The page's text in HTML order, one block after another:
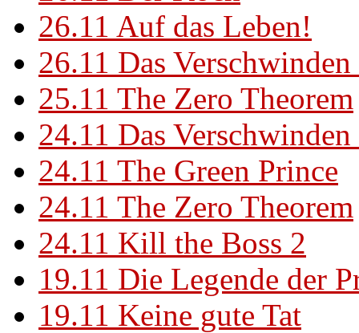
26.11 Auf das Leben!
26.11 Das
25.11 The Zero Theorem
24.11 Das
24.11 The Green Prince
24.11 The Zero Theorem
24.11 Kill the Boss 2
19.11 Die Legende der
19.11 Keine gute Tat